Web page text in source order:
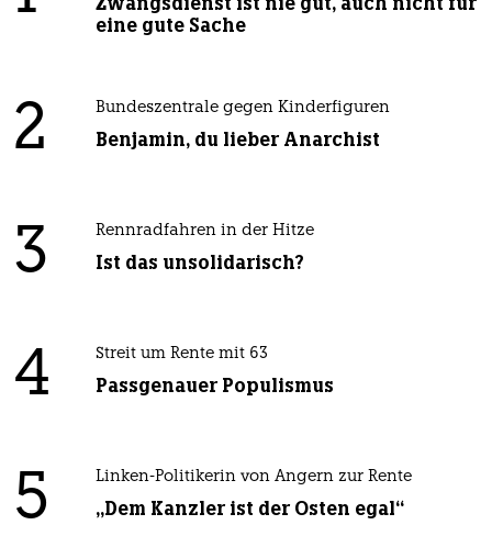
eine gute Sache
2 Bundeszentrale gegen Kinderfiguren
Benjamin, du lieber Anarchist
3 Rennradfahren in der Hitze
Ist das unsolidarisch?
4 Streit um Rente mit 63
Passgenauer Populismus
5 Linken-Politikerin von Angern zur Rente
„Dem Kanzler ist der Osten egal“